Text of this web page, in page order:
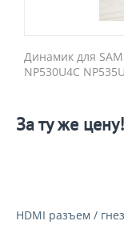
Динамик для
NP530U4C
За ту же цену!
HDMI разъем /